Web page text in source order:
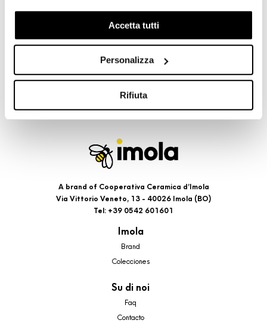
previo tuo consenso, per esaminare le tue abitudini di
navigazione e mostrarti quindi avvisi pubblicitari mirati, in
linea con le tue preferenze.
cookie di profilazione, selezionando uno dei bottoni sotto
riportati. Puoi avere maggiori dettagli visionando
l’Informativa estesa cookie. La chiusura del presente
banner comporterà il permanere dei soli cookie tecnici ed
comunque modificare le tue scelte in qualsiasi momento,
accedendo al link presente nel footer.
Accetta tutti
Personalizza
Rifiuta
Share:
A brand of Cooperativa Ceramica d’Imola
Via Vittorio Veneto, 13 - 40026 Imola (BO)
Tel: +39 0542 601601
Imola
Brand
Colecciones
Su di noi
Faq
Contacto